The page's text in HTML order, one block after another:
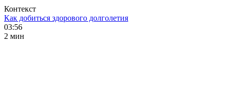
Контекст
Как добиться здорового долголетия
03:56
2 мин